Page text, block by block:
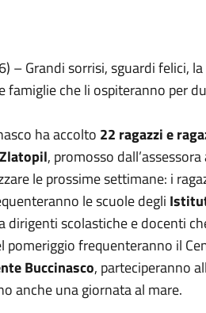
– Grandi sorrisi, sguardi felici,
famiglie che li ospiteranno per
ha accolto 22 ragazzi e
, promosso dall’assessora
le prossime settimane: i
le scuole degli
dirigenti scolastiche e docenti
pomeriggio frequenteranno il
Buccinasco, parteciperanno
anche una giornata al mare.